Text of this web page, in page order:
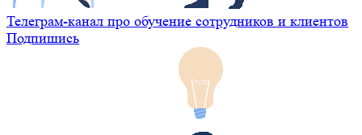
Телеграм-канал про обучение сотрудников и клиентов
Подпишись